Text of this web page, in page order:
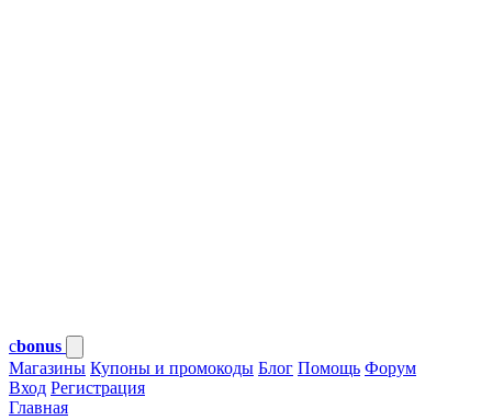
cbonus
Магазины Купоны и промокоды Блог Помощь Форум
Вход Регистрация
Главная